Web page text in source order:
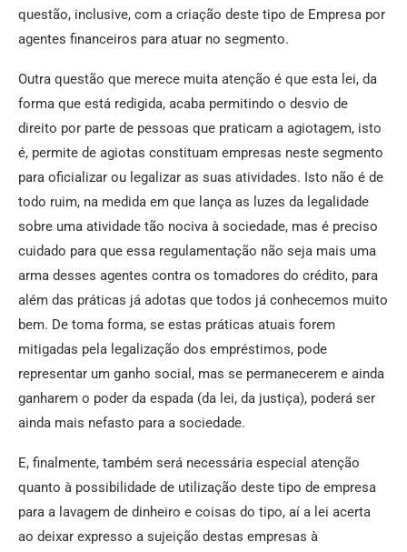
questão, inclusive, com a criação deste tipo de Empresa por
agentes financeiros para atuar no segmento.
Outra questão que merece muita atenção é que esta lei, da
forma que está redigida, acaba permitindo o desvio de
direito por parte de pessoas que praticam a agiotagem, isto
é, permite de agiotas constituam empresas neste segmento
para oficializar ou legalizar as suas atividades. Isto não é de
todo ruim, na medida em que lança as luzes da legalidade
sobre uma atividade tão nociva à sociedade, mas é preciso
cuidado para que essa regulamentação não seja mais uma
arma desses agentes contra os tomadores do crédito, para
além das práticas já adotas que todos já conhecemos muito
bem. De toma forma, se estas práticas atuais forem
mitigadas pela legalização dos empréstimos, pode
representar um ganho social, mas se permanecerem e ainda
ganharem o poder da espada (da lei, da justiça), poderá ser
ainda mais nefasto para a sociedade.
E, finalmente, também será necessária especial atenção
quanto à possibilidade de utilização deste tipo de empresa
para a lavagem de dinheiro e coisas do tipo, aí a lei acerta
ao deixar expresso a sujeição destas empresas à